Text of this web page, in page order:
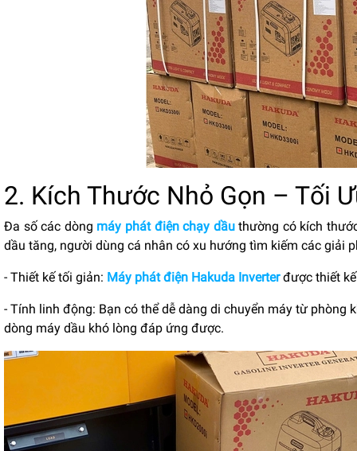
2. Kích Thước Nhỏ Gọn – Tối
Đa số các dòng máy phát điện chạy dầuthường có kích
dầu tăng, người dùng cá nhân có xu hướng tìm kiếm các giải
- Thiết kế tối giản: Máy phát điện Hakuda Inverterđược thiết kế
- Tính linh động: Bạn có thể dễ dàng di chuyển máy từ phòng
dòng máy dầu khó lòng đáp ứng được.